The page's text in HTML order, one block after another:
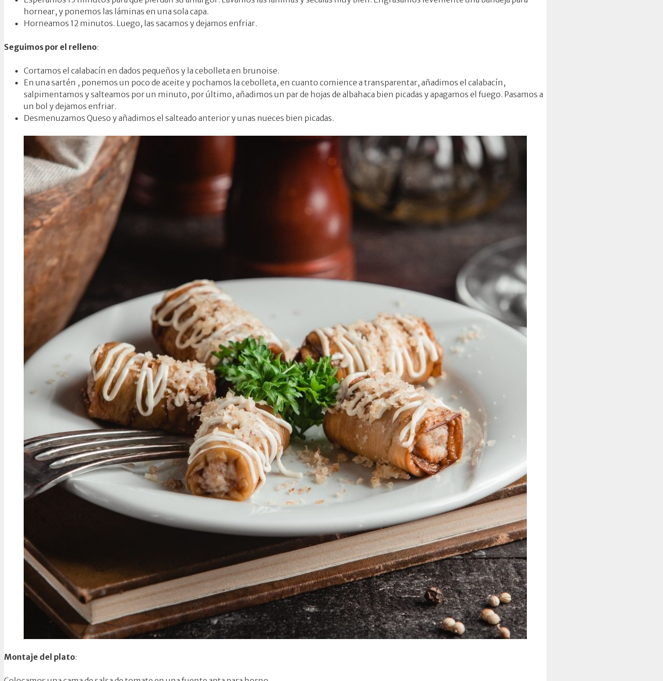
hornear, y ponemos las láminas en una sola capa.
Horneamos 12 minutos. Luego, las sacamos y dejamos enfriar.
Seguimos por el relleno:
Cortamos el calabacín en dados pequeños y la cebolleta en brunoise.
En una sartén , ponemos un poco de aceite y pochamos la cebolleta, en cuanto comience a transparentar, añadimos el calabacín,
salpimentamos y salteamos por un minuto, por último, añadimos un par de hojas de albahaca bien picadas y apagamos el fuego. Pasamos a
un bol y dejamos enfriar.
Desmenuzamos Queso y añadimos el salteado anterior y unas nueces bien picadas.
Montaje del plato: